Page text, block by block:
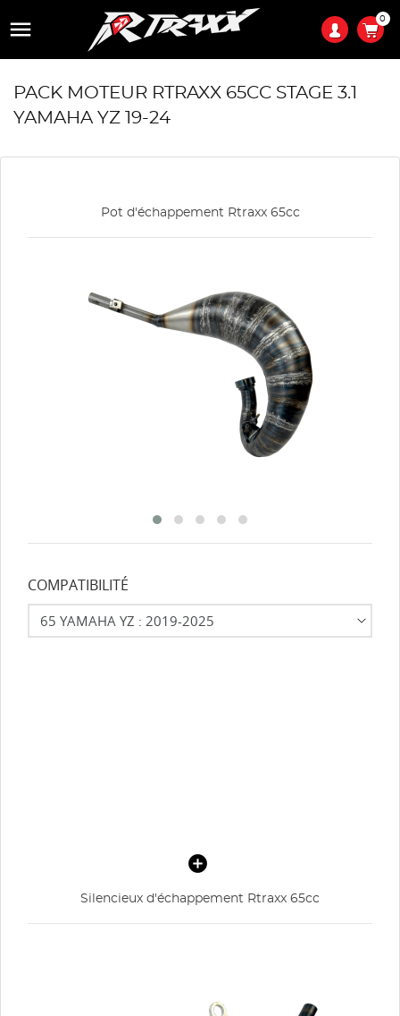
 0
PACK MOTEUR RTRAXX 65CC STAGE 3.1
YAMAHA YZ 19-24
Pot d'échappement Rtraxx 65cc
COMPATIBILITÉ
Silencieux d'échappement Rtraxx 65cc